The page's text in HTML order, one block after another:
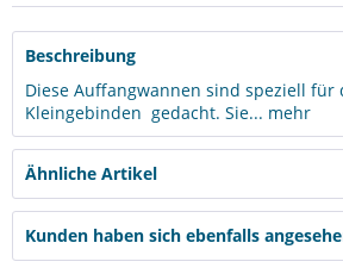
Beschreibung
Diese Auffangwannen sind speziell für
Kleingebinden gedacht. Sie... mehr
Ähnliche Artikel
Kunden haben sich ebenfalls